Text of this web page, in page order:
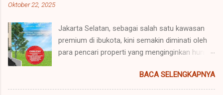
Oktober 22, 2025
Jakarta Selatan, sebagai salah satu kawasan
premium di ibukota, kini semakin diminati oleh
para pencari properti yang menginginkan hunian
juga sesuai dengan prinsip-prinsip syariah .
Konsep perumahan syariah hadir sebagai solusi
BACA SELENGKAPNYA